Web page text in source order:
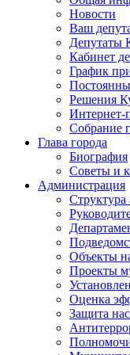
Новости
Ваш
Депутаты
Кабинет
График
Решения
Интернет-
Собрание
Глава города
Биография
Советы и
Администрация
Структура
Объекты
Проекты
Оценка
Защита